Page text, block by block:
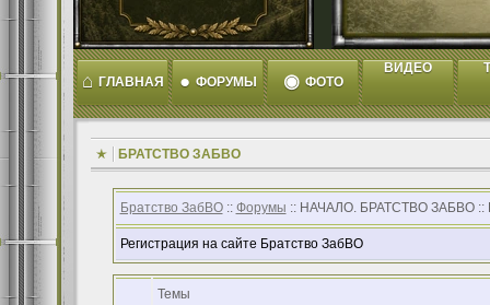
⌂ ГЛАВНАЯ ● ФОРУМЫ ◉ ФОТО
ВИДЕО
БРАТСТВО ЗАБВО
Братство ЗабВО:: Форумы :: НАЧАЛО. БРАТСТВО ЗАБВО ::
Регистрация на сайте Братство ЗабВО
Темы